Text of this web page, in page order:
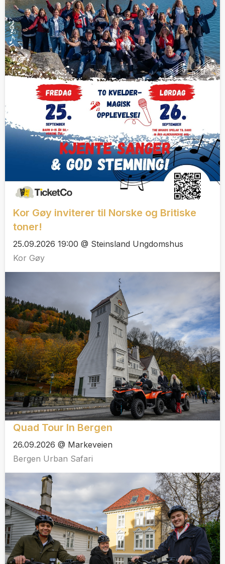
Kor Gøy inviterer til Norske og Britiske
toner!
25.09.2026 19:00 @ Steinsland Ungdomshus
Kor Gøy
Quad Tour In Bergen
26.09.2026 @ Markeveien
Bergen Urban Safari